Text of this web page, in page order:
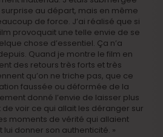
au départ, mais en même
de force. J’ai réalisé que si
provoquait une telle envie de se
chose d’essentiel. Ça n’a
Quand je montre le film en
des retours très forts et très
qu’on ne triche pas, que ce
faussée ou déformée de la
donné l’envie de laisser plus
voir ce qui allait les déranger sur
moments de vérité qui allaient
donner son authenticité. »